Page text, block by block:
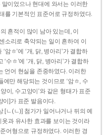
말이었으나 현대에 와서는 이러한
를 기본적인 표준어로 규정하였다.
흔적이 많이 남아 있는데, 이
소리로 축약되는 일이 흔하여 이
ㅎ’에 ‘개, 닭, 병아리’가 결합하
수ㅎ’에 ‘개, 닭, 병아리’가 결합하
언어 현실을 존중하였다. 이러한
에만 해당되는 것이므로 ‘암ㅎ, 수
이, 수고양이’와 같은 형태가 표준
이]가 표준 발음이다.
[ㄴ(ㄴ)] 첨가가 일어나거나 뒤의 예
과 유사한 효과를 보이는 것이라
준어형으로 규정하였다. 이러한 경